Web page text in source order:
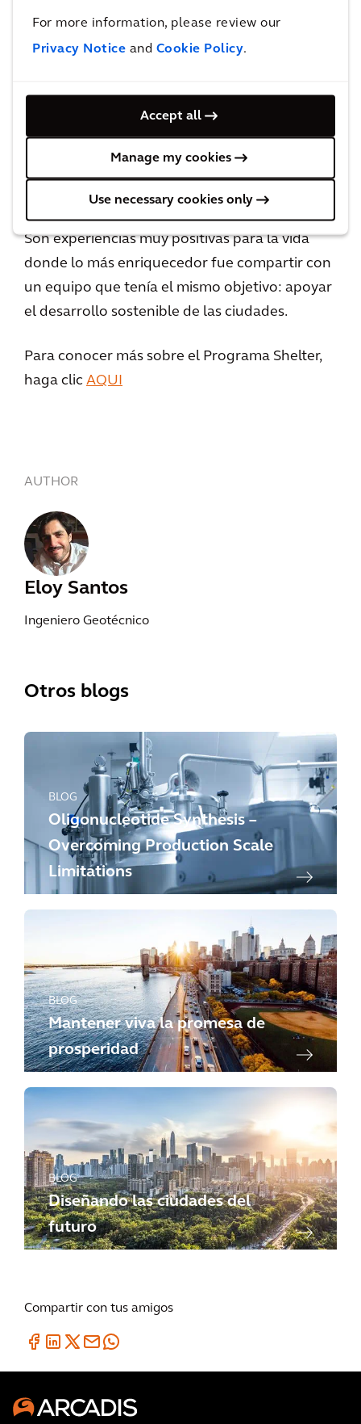
For more information, please review our
Privacy Notice and Cookie Policy.
Accept all
Manage my cookies
Use necessary cookies only
experiencia. Hubo mucha química en el equipo
Arcadis-ONU, lo que me deja muy contento
es mucho lo que se gana con este tipo de
vivencias: se aporta desde donde está nuestra
mayor experiencia y ésta a su vez crece. Se
generan lazos con otros colegas de Arcadis en
el mundo y con personas valiosas. Se conocen
otras realidades y otras culturas de trabajo.
Son experiencias muy positivas para la vida
donde lo más enriquecedor fue compartir con
un equipo que tenía el mismo objetivo: apoyar
el desarrollo sostenible de las ciudades.
Para conocer más sobre el Programa Shelter,
haga clic AQUI
AUTHOR
Eloy Santos
Ingeniero Geotécnico
Otros blogs
BLOG
Oligonucleotide Synthesis –
Overcoming Production Scale
Limitations
BLOG
Mantener viva la promesa de
prosperidad
BLOG
Diseñando las ciudades del
futuro
Compartir con tus amigos